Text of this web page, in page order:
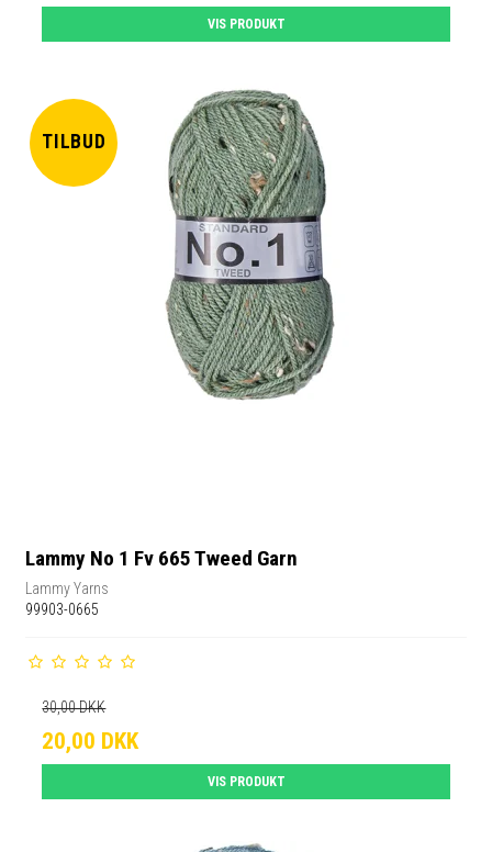
VIS PRODUKT
TILBUD
Lammy No 1 Fv 665 Tweed Garn
Lammy Yarns
99903-0665
30,00 DKK
20,00 DKK
VIS PRODUKT